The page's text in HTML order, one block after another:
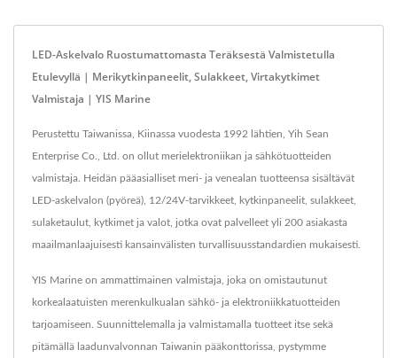
LED-Askelvalo Ruostumattomasta Teräksestä Valmistetulla
Etulevyllä | Merikytkinpaneelit, Sulakkeet, Virtakytkimet
Valmistaja | YIS Marine
Perustettu Taiwanissa, Kiinassa vuodesta 1992 lähtien, Yih Sean
Enterprise Co., Ltd. on ollut merielektroniikan ja sähkötuotteiden
valmistaja. Heidän pääasialliset meri- ja venealan tuotteensa sisältävät
LED-askelvalon (pyöreä), 12/24V-tarvikkeet, kytkinpaneelit, sulakkeet,
sulaketaulut, kytkimet ja valot, jotka ovat palvelleet yli 200 asiakasta
maailmanlaajuisesti kansainvälisten turvallisuusstandardien mukaisesti.
YIS Marine on ammattimainen valmistaja, joka on omistautunut
korkealaatuisten merenkulkualan sähkö- ja elektroniikkatuotteiden
tarjoamiseen. Suunnittelemalla ja valmistamalla tuotteet itse sekä
pitämällä laadunvalvonnan Taiwanin pääkonttorissa, pystymme